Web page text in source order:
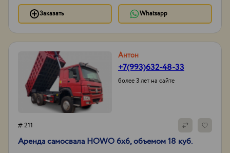
Заказать Whatsapp
Антон
+7(993)632-48-33
более 3 лет на сайте
# 211
Аренда самосвала HOWO 6x6, объемом 18 куб.